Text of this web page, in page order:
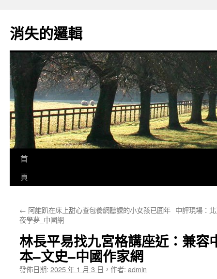
主
要
消失的邏輯
首
頁
← 阿誰趴在床上甜心查包養網聽課的小女孩已圓年
夜學夢_中國網
中評現場：
林長平易找九宮格講座近：兼容
本–文史–中國作家網
發佈日期: 2025 年 1 月 3 日 ， 作者: admin